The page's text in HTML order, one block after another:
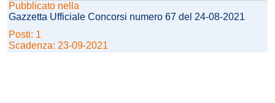
Pubblicato nella
Gazzetta Ufficiale Concorsi numero 67 del 24-08-2021
Posti: 1
Scadenza: 23-09-2021